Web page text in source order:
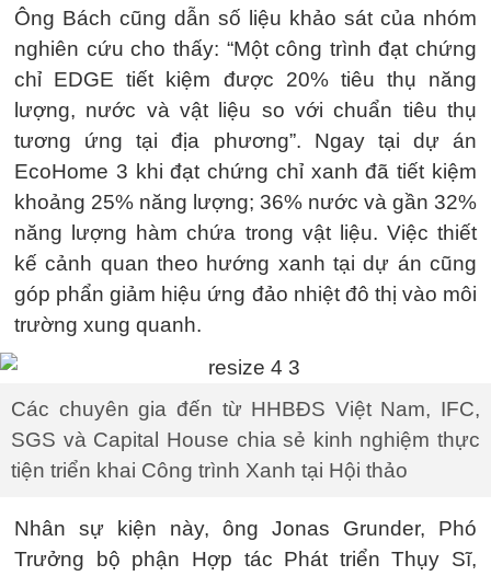
Ông Bách cũng dẫn số liệu khảo sát của nhóm
nghiên cứu cho thấy: “Một công trình đạt chứng
chỉ EDGE tiết kiệm được 20% tiêu thụ năng
lượng, nước và vật liệu so với chuẩn tiêu thụ
tương ứng tại địa phương”. Ngay tại dự án
EcoHome 3 khi đạt chứng chỉ xanh đã tiết kiệm
khoảng 25% năng lượng; 36% nước và gần 32%
năng lượng hàm chứa trong vật liệu. Việc thiết
kế cảnh quan theo hướng xanh tại dự án cũng
góp phẩn giảm hiệu ứng đảo nhiệt đô thị vào môi
trường xung quanh.
Các chuyên gia đến từ HHBĐS Việt Nam, IFC,
SGS và Capital House chia sẻ kinh nghiệm thực
tiện triển khai Công trình Xanh tại Hội thảo
Nhân sự kiện này, ông Jonas Grunder, Phó
Trưởng bộ phận Hợp tác Phát triển Thụy Sĩ,